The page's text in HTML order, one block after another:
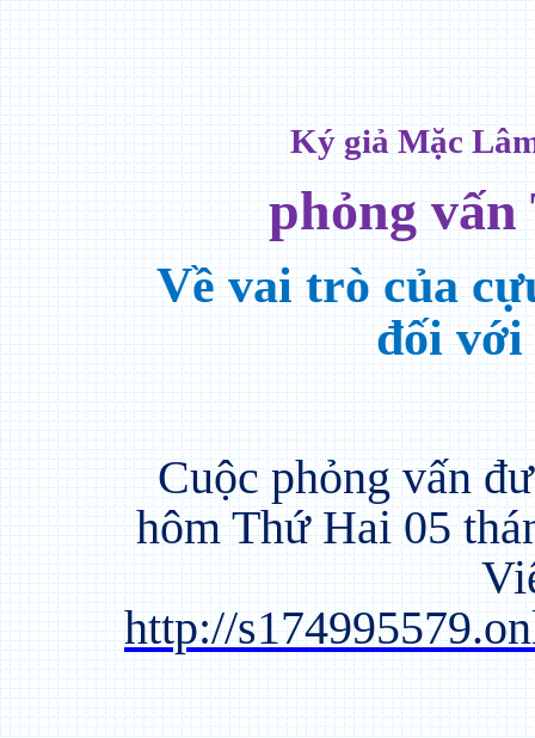
Ký giả Mặc
phỏng
Về vai trò của
đối với
Cuộc phỏng vấn
hôm Thứ Hai 05
http://